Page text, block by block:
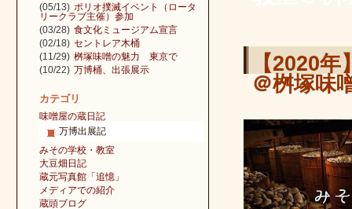
【2020
＠桝塚味
(05/13) ポリオ撲滅イベント（ロータ
リークラブ主催）参加
(03/28) 食文化ミュージアム宣言
(02/18) セントレア木桶
(11/29) 桝塚味噌の魅力 東京で
(10/22) 万博桶、出張展示
カテゴリ
味噌屋の蔵日記
万博出展記
みその学校・教室
大豆畑日記
蔵元写真館「追憶」
メディアでの紹介
蔵頭ブログ